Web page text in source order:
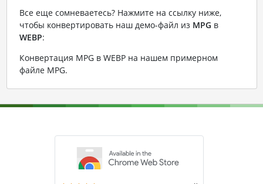
Все еще сомневаетесь? Нажмите на ссылку ниже,
чтобы конвертировать наш демо-файл из MPG в
WEBP:
Конвертация MPG в WEBP на нашем примерном
файле MPG.